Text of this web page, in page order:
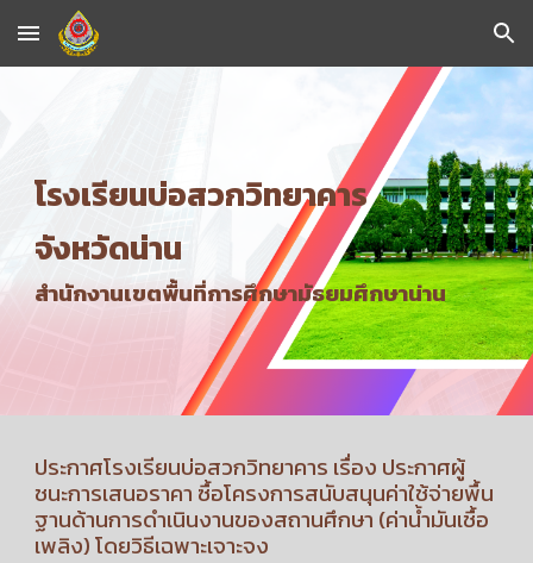
Skip to main content Skip to navigation
โรงเรียนบ่อสวกวิทยาคาร
จังหวัดน่าน
สำนักงานเขตพื้นที่การศึกษามัธยมศึกษาน่าน
ประกาศโรงเรียนบ่อสวกวิทยาคาร เรื่อง ประกาศผู้
ชนะการเสนอราคา ซื้อโครงการสนับสนุนค่าใช้จ่ายพื้น
ฐานด้านการดำเนินงานของสถานศึกษา (ค่าน้ำมันเชื้อ
เพลิง) โดยวิธีเฉพาะเจาะจง